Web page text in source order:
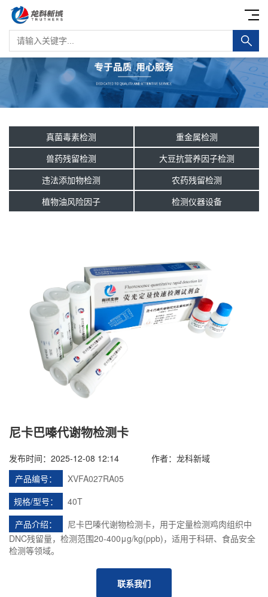
真菌毒素检测
重金属检测
兽药残留检测
大豆抗营养因子检测
违法添加物检测
农药残留检测
植物油风险因子
检测仪器设备
尼卡巴嗪代谢物检测卡
发布时间：2025-12-08 12:14
作者：龙科新域
产品编号：
XVFA027RA05
规格/型号：
40T
产品介绍：
尼卡巴嗪代谢物检测卡，用于定量检测鸡肉组织中
DNC残留量，检测范围20-400μg/kg(ppb)，适用于科研、食品安全
检测等领域。
联系我们